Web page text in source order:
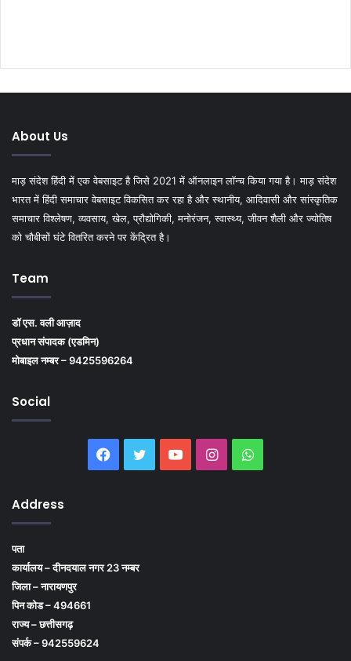
About Us
माड़ संदेश हिंदी में एक वेबसाइट है जिसे 2021 में ऑनलाइन लॉन्च किया गया है। माड़ संदेश
भारत में हिंदी समाचार वेबसाइट विकसित कर रहा है और स्थानीय, आदिवासी और सांस्कृतिक
समाचार विश्लेषण, व्यवसाय, खेल, प्रौद्योगिकी, मनोरंजन, स्वास्थ्य, जीवन शैली और ज्योतिष
को चौबीसों घंटे वितरित करने पर केंद्रित है।
Team
डॉ एस. वली आज़ाद
प्रधान संपादक (एडमिन)
मोबाइल नम्बर – 9425596264
Social
Facebook
Twitter YouTubeInstagramWhatsApp
Address
पता
कार्यालय – दीनदयाल नगर 23 नम्बर
जिला – नारायणपुर
पिन कोड – 494661
राज्य – छत्तीसगढ़
संपर्क – 942559624